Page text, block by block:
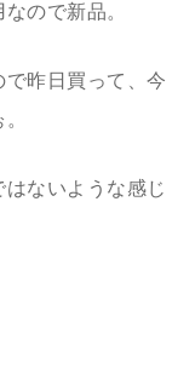
ので新品。
昨日買って、今
ないような感じ